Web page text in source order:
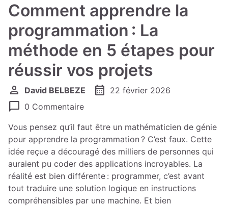
Comment apprendre la
programmation : La
méthode en 5 étapes pour
réussir vos projets
person David BELBEZE calendar_month 22 février 2026
chat_bubble 0 Commentaire
Vous pensez qu’il faut être un mathématicien de génie
pour apprendre la programmation ? C’est faux. Cette
idée reçue a découragé des milliers de personnes qui
auraient pu coder des applications incroyables. La
réalité est bien différente : programmer, c’est avant
tout traduire une solution logique en instructions
compréhensibles par une machine. Et bien